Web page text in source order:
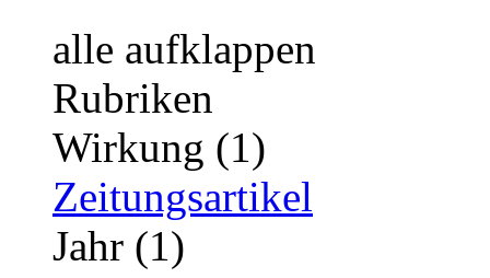
alle aufklappen
Rubriken
Wirkung (1)
Zeitungsartikel
Jahr (1)